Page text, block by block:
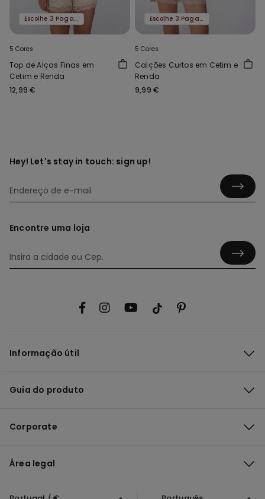
Escolhe 3 Paga 2
5 Cores
Top de Alças Finas em
Cetim e Renda
12,99 €
Escolhe 3 Paga 2
5 Cores
Calções Curtos em Cetim e
Renda
9,99 €
Hey! Let's stay in touch: sign up!
Encontre uma loja
Informação útil
Guia do produto
Corporate
Área legal